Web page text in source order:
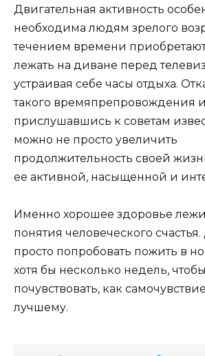
Двигательная активность
необходима людям зрелого
течением времени
лежать на диване перед
устраивая себе часы отдыха.
такого времяпрепровождения и
прислушавшись к советам
можно не просто увеличить
продолжительность своей
ее активной, насыщенной и
Именно хорошее здоровье
понятия человеческого счастья.
просто попробовать пожить в
хотя бы несколько недель, чтобы
почувствовать, как
лучшему.